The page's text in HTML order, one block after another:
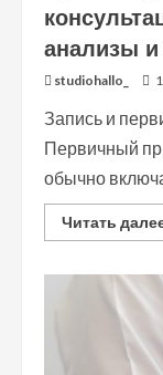
анализы и
studiohallo_
Запись и
Первичный
обычно
Читать